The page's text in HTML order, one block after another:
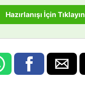
Hazırlanışı İçin Tıklayın